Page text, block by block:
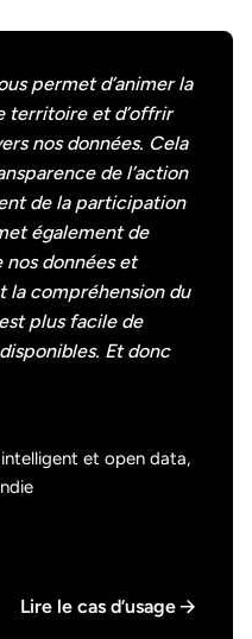
permet d’animer la
territoire et d’offrir
nos données. Cela
de l’action
de la participation
également de
données et
la compréhension du
plus facile de
Et donc
et open data,
Lire le cas d’usage